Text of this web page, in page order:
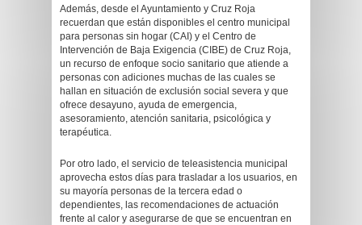
Además, desde el Ayuntamiento y Cruz Roja
recuerdan que están disponibles el centro municipal
para personas sin hogar (CAI) y el Centro de
Intervención de Baja Exigencia (CIBE) de Cruz Roja,
un recurso de enfoque socio sanitario que atiende a
personas con adiciones muchas de las cuales se
hallan en situación de exclusión social severa y que
ofrece desayuno, ayuda de emergencia,
asesoramiento, atención sanitaria, psicológica y
terapéutica.
Por otro lado, el servicio de teleasistencia municipal
aprovecha estos días para trasladar a los usuarios, en
su mayoría personas de la tercera edad o
dependientes, las recomendaciones de actuación
frente al calor y asegurarse de que se encuentran en